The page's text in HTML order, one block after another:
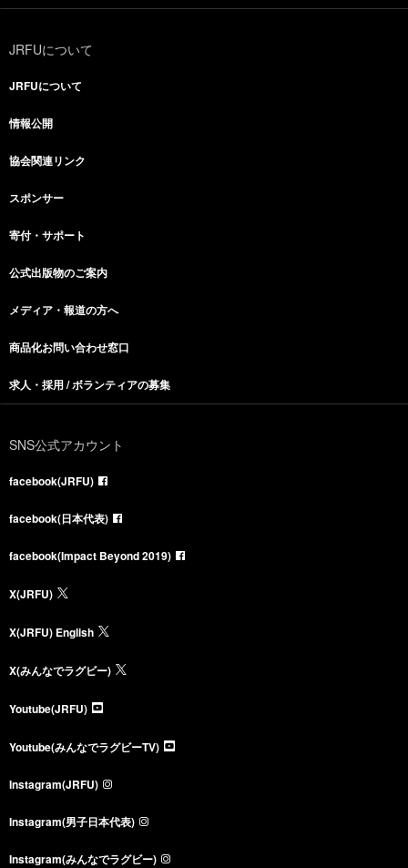
JRFUについて
JRFUについて
情報公開
協会関連リンク
スポンサー
寄付・サポート
公式出版物のご案内
メディア・報道の方へ
商品化お問い合わせ窓口
求人・採用 / ボランティアの募集
SNS公式アカウント
facebook(JRFU)
facebook(日本代表)
facebook(Impact Beyond 2019)
X(JRFU)
X(JRFU) English
X(みんなでラグビー)
Youtube(JRFU)
Youtube(みんなでラグビーTV)
Instagram(JRFU)
Instagram(男子日本代表)
Instagram(みんなでラグビー)